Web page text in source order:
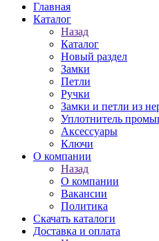
Главная
Каталог
Назад
Каталог
Новый раздел
Замки
Петли
Ручки
Замки и петли из
Уплотнитель
Аксессуары
Ключи
О компании
Назад
О компании
Вакансии
Политика
Скачать каталоги
Доставка и оплата